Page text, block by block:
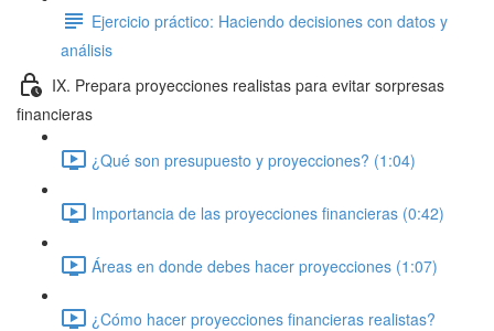
Ejercicio práctico: Haciendo decisiones con datos y
análisis
IX. Prepara proyecciones realistas para evitar sorpresas
financieras
¿Qué son presupuesto y proyecciones? (1:04)
Importancia de las proyecciones financieras (0:42)
Áreas en donde debes hacer proyecciones (1:07)
¿Cómo hacer proyecciones financieras realistas?